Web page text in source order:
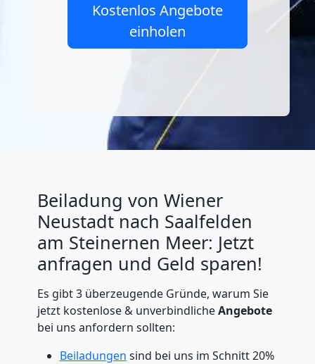
Kostenlos Angebote
einholen
Beiladung von Wiener
Neustadt nach Saalfelden
am Steinernen Meer: Jetzt
anfragen und Geld sparen!
Es gibt 3 überzeugende Gründe, warum Sie
jetzt kostenlose & unverbindlicheAngebote
bei uns anfordern sollten:
Beiladungen sind bei uns im Schnitt 20%